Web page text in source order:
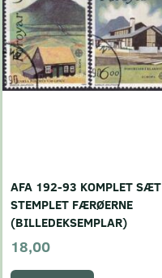
AFA 192-93 KOMPLET SÆT
STEMPLET FÆRØERNE
(BILLEDEKSEMPLAR)
18,00